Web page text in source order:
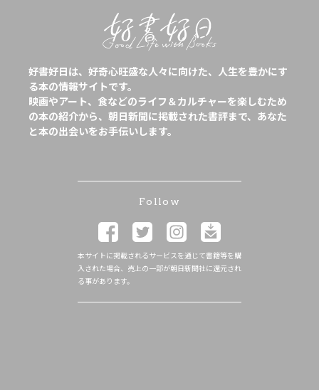
好書好日は、好奇心旺盛な人々に向けた、人生を豊かにす
る本の情報サイトです。
映画やアート、食などのライフ＆カルチャーを楽しむため
の本の紹介から、朝日新聞に掲載された書評まで、あなた
と本の出会いをお手伝いします。
Follow
本サイトに掲載されるサービスを通じて書籍等を購
入された場合、売上の一部が朝日新聞社に還元され
る事があります。